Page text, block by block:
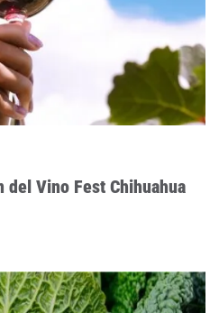
del Vino Fest Chihuahua